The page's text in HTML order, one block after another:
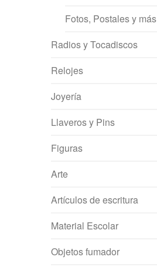
Fotos, Postales y más
Radios y Tocadiscos
Relojes
Joyería
Llaveros y Pins
Figuras
Arte
Artículos de escritura
Material Escolar
Objetos fumador